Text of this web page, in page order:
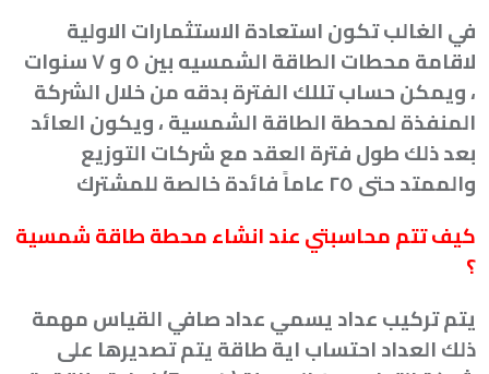
في الغالب تكون استعادة الاستثمارات الاولية
لاقامة محطات الطاقة الشمسيه بين ٥ و ٧ سنوات
، ويمكن حساب تللك الفترة بدقه من خلال الشركة
المنفذة لمحطة الطاقة الشمسية ، ويكون العائد
بعد ذلك طول فترة العقد مع شركات التوزيع
والممتد حتى ٢٥ عاماً فائدة خالصة للمشترك
كيف تتم محاسبتي عند انشاء محطة طاقة شمسية
؟
يتم تركيب عداد يسمي عداد صافي القياس مهمة
ذلك العداد احتساب اية طاقة يتم تصديرها على